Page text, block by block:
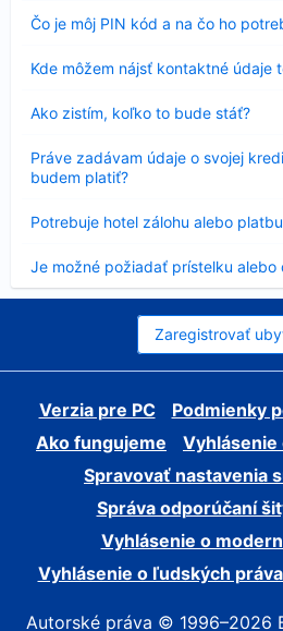
Čo je môj PIN kód a na čo ho
Nezobrazuje
sa
Kde môžem nájsť kontaktné údaje
sa
Ako zistím, koľko to bude stáť?
sa
Práve zadávam údaje o svojej
budem platiť?
sa
Potrebuje hotel zálohu alebo
sa
Je možné požiadať prístelku alebo
sa
Zaregistrovať
Verzia pre PC
Podmienky
Ako fungujeme
Vyhlásenie
Spravovať nastavenia
Správa odporúčaní
Vyhlásenie o
Vyhlásenie o ľudských
Autorské práva © 1996–2026